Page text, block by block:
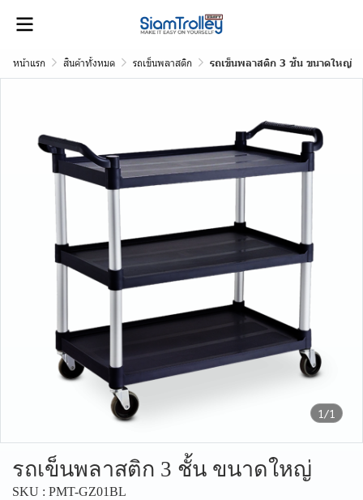
หน้าแรก สินค้าทั้งหมด รถเข็นพลาสติก รถเข็นพลาสติก 3 ชั้น ขนาดใหญ่
1/1
รถเข็นพลาสติก 3 ชั้น ขนาดใหญ่
SKU : PMT-GZ01BL